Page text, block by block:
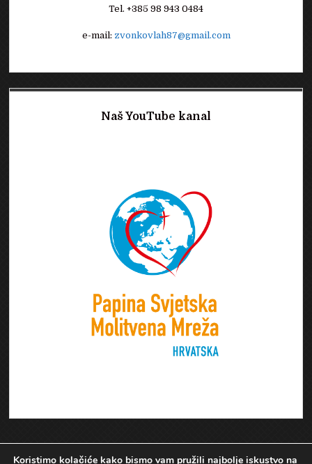
Tel. +385 98 943 0484
e-mail: zvonkovlah87@gmail.com
Naš YouTube kanal
Koristimo kolačiće kako bismo vam pružili najbolje iskustvo na